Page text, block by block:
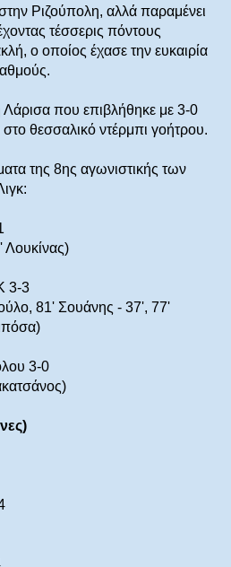
Ριζούπολη, αλλά παραμένει
τέσσερις πόντους
ο οποίος έχασε την ευκαιρία
Λάρισα που επιβλήθηκε με 3-0
θεσσαλικό ντέρμπι γοήτρου.
της 8ης αγωνιστικής των
3-3
81' Σουάνης - 37', 77'
3-0